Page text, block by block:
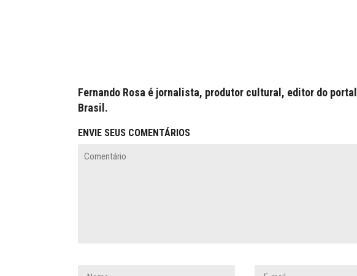
Fernando Rosa é jornalista, produtor cultural, editor do portal
Brasil.
ENVIE SEUS COMENTÁRIOS